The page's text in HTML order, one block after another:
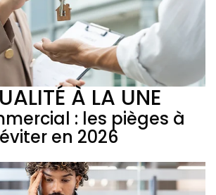
À LA UNE
: les pièges à
éviter en 2026